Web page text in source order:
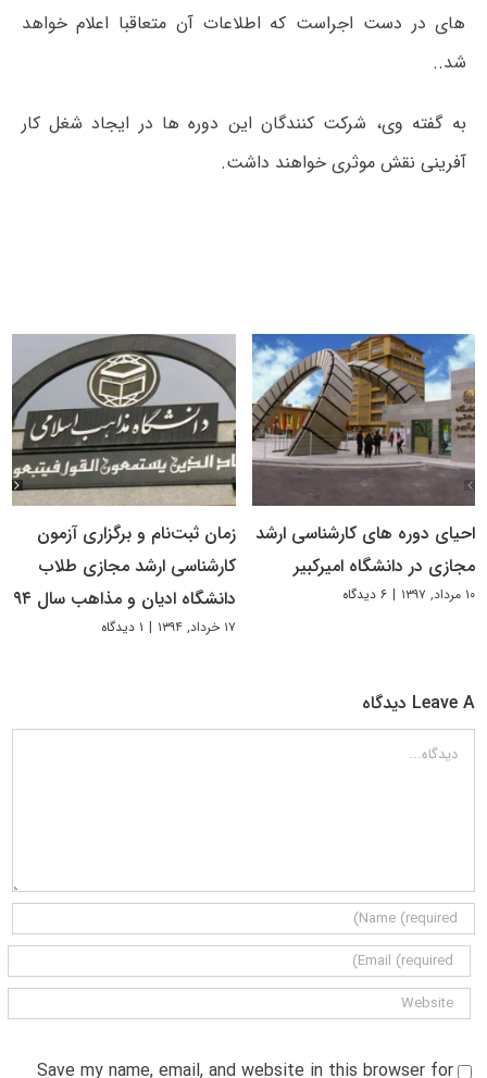
های در دست اجراست که اطلاعات آن متعاقبا اعلام خواهد
شد..
به گفته وی، شرکت کنندگان این دوره ها در ایجاد شغل کار
آفرینی نقش موثری خواهند داشت.
احیای دوره های کارشناسی ارشد
مجازی در دانشگاه امیرکبیر
۱۰ مرداد, ۱۳۹۷ | ۶ دیدگاه
زمان ثبت‌نام و برگزاری آزمون
کارشناسی ارشد مجازی طلاب
دانشگاه ادیان و مذاهب سال ۹۴
۱۷ خرداد, ۱۳۹۴ | ۱ دیدگاه
Leave A دیدگاه
دیدگاه
Save my name, email, and website in this browser for